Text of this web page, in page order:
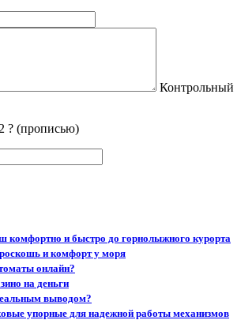
Контрольный
? (прописью)
комфортно и быстро до горнолыжного курорта
и комфорт у моря
онлайн?
на деньги
выводом?
упорные для надежной работы механизмов